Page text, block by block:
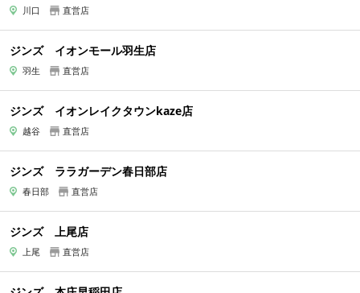
川口 直営店
ジンズ イオンモール羽生店
羽生 直営店
ジンズ イオンレイクタウンkaze店
越谷 直営店
ジンズ ララガーデン春日部店
春日部 直営店
ジンズ 上尾店
上尾 直営店